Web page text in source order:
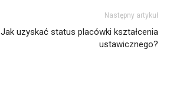
Następny artykuł
Jak uzyskać status placówki kształcenia
ustawicznego?